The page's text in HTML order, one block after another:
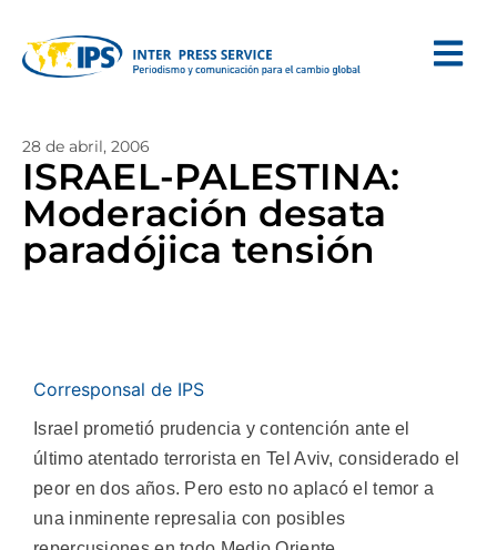
28 de abril, 2006
ISRAEL-PALESTINA:
Moderación desata
paradójica tensión
Corresponsal de IPS
Israel prometió prudencia y contención ante el
último atentado terrorista en Tel Aviv, considerado el
peor en dos años. Pero esto no aplacó el temor a
una inminente represalia con posibles